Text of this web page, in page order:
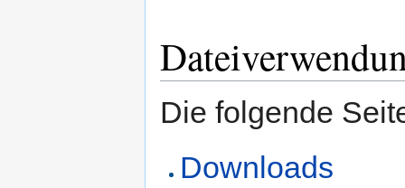
Die folgende
Downloads